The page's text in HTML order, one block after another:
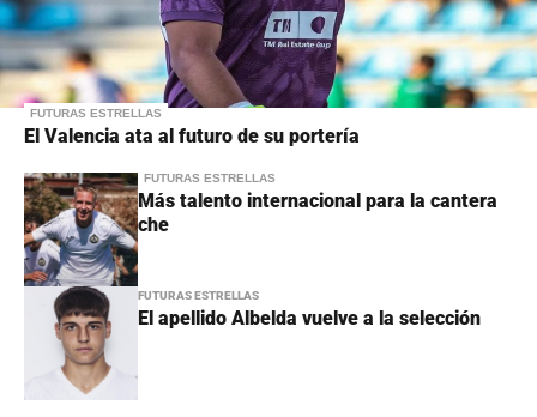
FUTURAS ESTRELLAS
El Valencia ata al futuro de su portería
FUTURAS ESTRELLAS
Más talento internacional para la cantera
che
FUTURAS ESTRELLAS
El apellido Albelda vuelve a la selección